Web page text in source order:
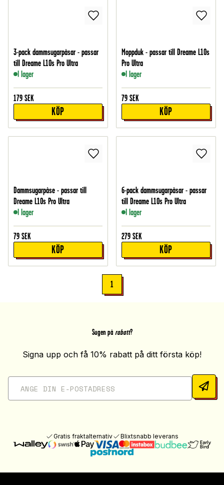
3-pack dammsugarpåsar - passar
till Dreame L10s Pro Ultra
I lager
179 SEK
KÖP
Moppduk - passar till Dreame L10s
Pro Ultra
I lager
79 SEK
KÖP
Dammsugarpåse - passar till
Dreame L10s Pro Ultra
I lager
79 SEK
KÖP
6-pack dammsugarpåsar - passar
till Dreame L10s Pro Ultra
I lager
279 SEK
KÖP
1
Sugen på rabatt?
Signa upp och få 10% rabatt på ditt första köp!
Gratis fraktalternativ Blixtsnabb leverans